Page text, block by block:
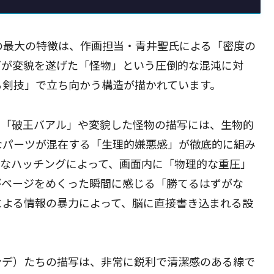
大の特徴は、作画担当・青井聖氏による「密度の
変貌を遂げた「怪物」という圧倒的な混沌に対
技」で立ち向かう構造が描かれています。
破王バアル」や変貌した怪物の描写には、生物的
ーツが混在する「生理的嫌悪感」が徹底的に組み
ッチングによって、画面内に「物理的な重圧」
ージをめくった瞬間に感じる「勝てるはずがな
る情報の暴力によって、脳に直接書き込まれる設
）たちの描写は、非常に鋭利で清潔感のある線で